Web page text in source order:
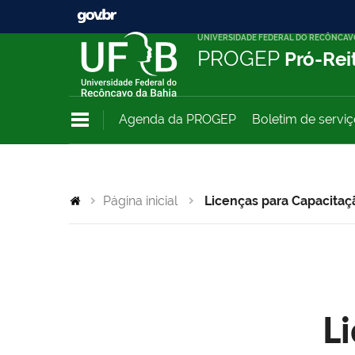
UNIVERSIDADE FEDERAL DO
PROGEP Pró-
Agenda da PROGEP Boletim de
Página inicial Licenças para